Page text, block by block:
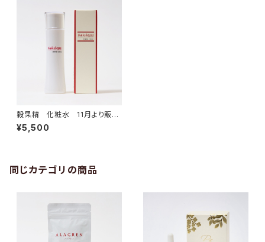
穀果精 化粧水 11月より販売
再開
¥5,500
同じカテゴリの商品